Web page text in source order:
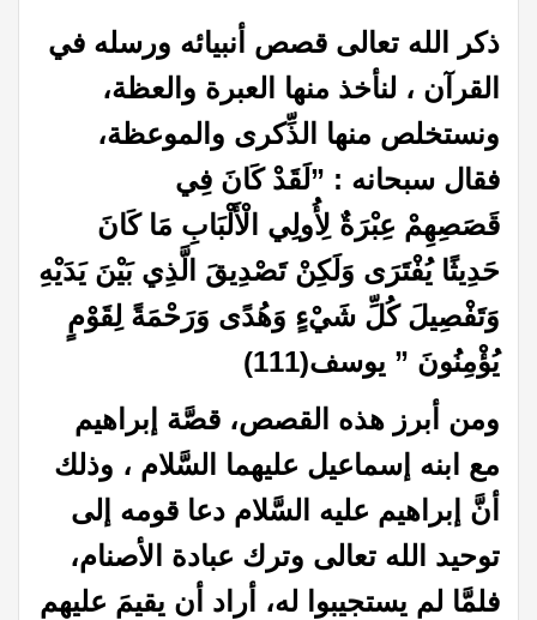
ذكر الله تعالى قصص أنبيائه ورسله في
القرآن ، لنأخذ منها العبرة والعظة،
ونستخلص منها الذِّكرى والموعظة،
فقال سبحانه ” :لَقَدْ كَانَ فِي
قَصَصِهِمْ عِبْرَةٌ لِأُولِي الْأَلْبَابِ مَا كَانَ
حَدِيثًا يُفْتَرَى وَلَكِنْ تَصْدِيقَ الَّذِي بَيْنَ يَدَيْهِ
وَتَفْصِيلَ كُلِّ شَيْءٍ وَهُدًى وَرَحْمَةً لِقَوْمٍ
يُؤْمِنُونَ ” يوسف(111)
ومن أبرز هذه القصص، قصَّة إبراهيم
مع ابنه إسماعيل عليهما السَّلام ، وذلك
أنَّ إبراهيم عليه السَّلام دعا قومه إلى
توحيد الله تعالى وترك عبادة الأصنام،
فلمَّا لم يستجيبوا له، أراد أن يقيمَ عليهم